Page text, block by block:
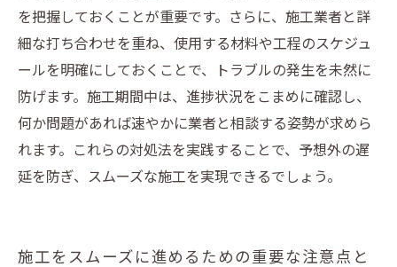
を把握しておくことが重要です。さらに、施工業者と詳
細な打ち合わせを重ね、使用する材料や工程のスケジュ
ールを明確にしておくことで、トラブルの発生を未然に
防げます。施工期間中は、進捗状況をこまめに確認し、
何か問題があれば速やかに業者と相談する姿勢が求めら
れます。これらの対処法を実践することで、予想外の遅
延を防ぎ、スムーズな施工を実現できるでしょう。
施工をスムーズに進めるための重要な注意点と